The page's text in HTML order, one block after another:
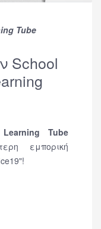
Tube
School
Learning Tube
εμπορική